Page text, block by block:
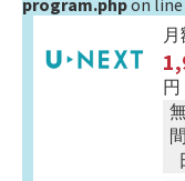
program.phpon line
円